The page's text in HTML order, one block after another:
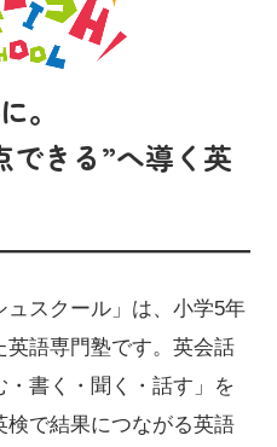
。
できる”へ導く英
スクール」は、小学5年
語専門塾です。英会話
書く・聞く・話す」を
で結果につながる英語